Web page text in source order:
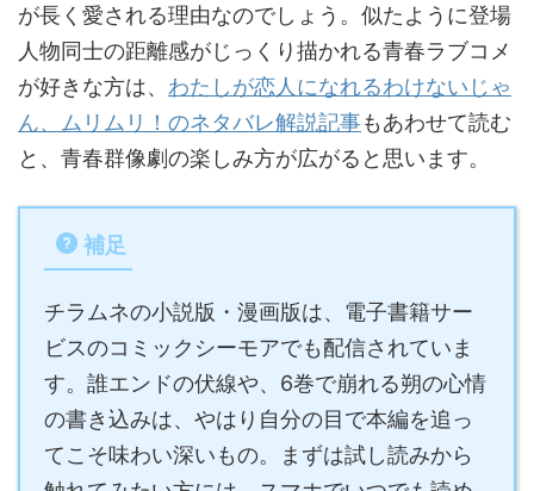
が長く愛される理由なのでしょう。似たように登場
人物同士の距離感がじっくり描かれる青春ラブコメ
が好きな方は、 わたしが恋人になれるわけないじゃ
ん、ムリムリ！のネタバレ解説記事もあわせて読む
と、青春群像劇の楽しみ方が広がると思います。
補足
チラムネの小説版・漫画版は、電子書籍サー
ビスのコミックシーモアでも配信されていま
す。誰エンドの伏線や、6巻で崩れる朔の心情
の書き込みは、やはり自分の目で本編を追っ
てこそ味わい深いもの。まずは試し読みから